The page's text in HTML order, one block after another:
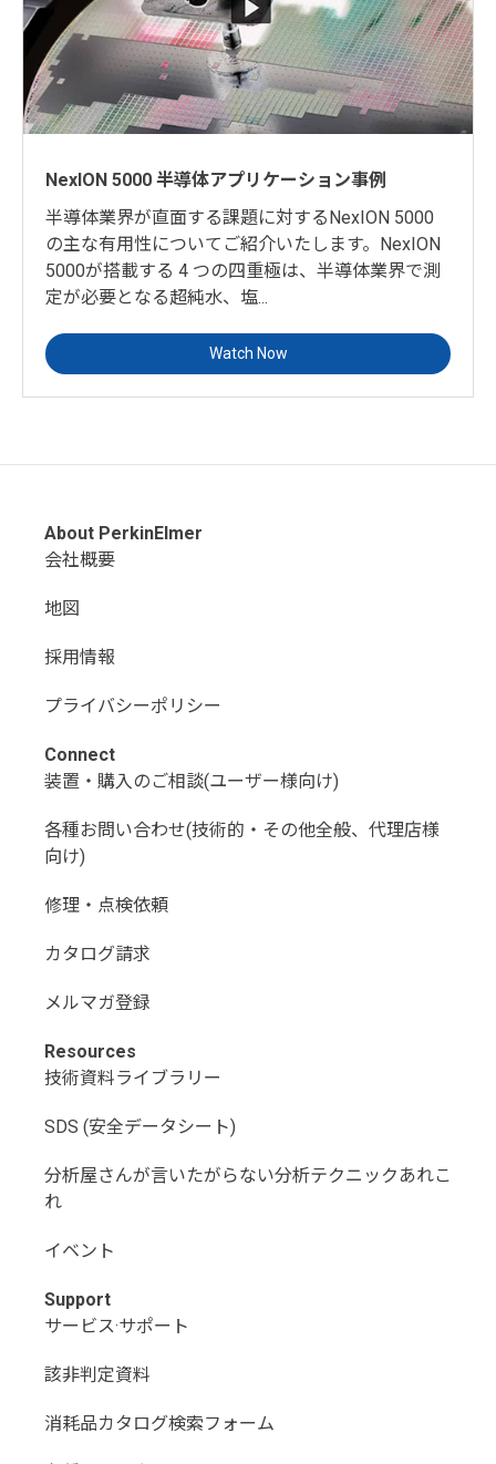
NexION 5000 半導体アプリケーション事例
半導体業界が直面する課題に対するNexION 5000
の主な有用性についてご紹介いたします。NexION
5000が搭載する 4 つの四重極は、半導体業界で測
定が必要となる超純水、塩...
Watch Now
About PerkinElmer
会社概要
地図
採用情報
プライバシーポリシー
Connect
装置・購入のご相談(ユーザー様向け)
各種お問い合わせ(技術的・その他全般、代理店様
向け)
修理・点検依頼
カタログ請求
メルマガ登録
Resources
技術資料ライブラリー
SDS (安全データシート)
分析屋さんが言いたがらない分析テクニックあれこ
れ
イベント
Support
サービス·サポート
該非判定資料
消耗品カタログ検索フォーム